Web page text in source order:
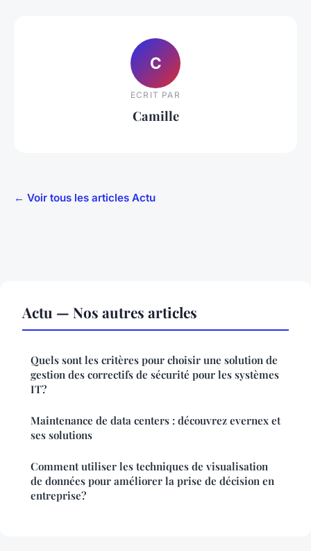
C
ECRIT PAR
Camille
← Voir tous les articles Actu
Actu — Nos autres articles
Quels sont les critères pour choisir une solution de
gestion des correctifs de sécurité pour les systèmes
IT?
Maintenance de data centers : découvrez evernex et
ses solutions
Comment utiliser les techniques de visualisation
de données pour améliorer la prise de décision en
entreprise?